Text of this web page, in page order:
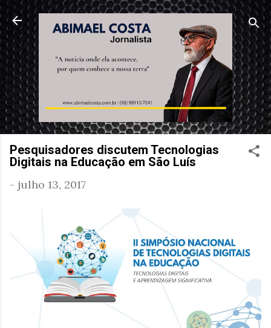
Pular para o conteúdo principal
Pesquisadores discutem Tecnologias
Digitais na Educação em São Luís
- julho 13, 2017